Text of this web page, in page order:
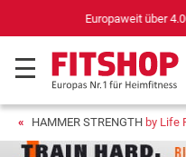
für Sportgeräte
HAMMER STRENGTH by Life